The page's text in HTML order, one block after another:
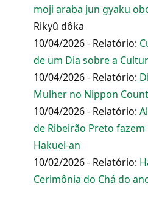
moji araba jun gyaku
Rikyû dôka
10/04/2026 - Relatório:
de um Dia sobre a
10/04/2026 - Relatório:
Mulher no Nippon
10/04/2026 - Relatório:
de Ribeirão Preto fazem
Hakuei-an
10/02/2026 - Relatório:
Cerimônia do Chá do